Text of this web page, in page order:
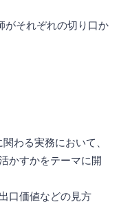
がそれぞれの切り口か
わる実務において、
かすかをテーマに開
口価値などの見方